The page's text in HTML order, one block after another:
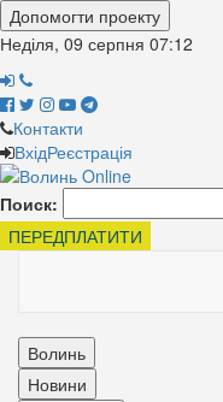
Допомогти проекту
Неділя, 09 серпня 07:12
Контакти
ВхідРеєстрація
Поиск:
ПЕРЕДПЛАТИТИ
Волинь
Новини